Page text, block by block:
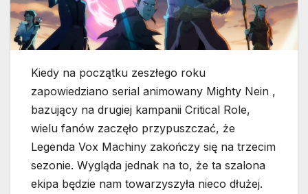
Kiedy na początku zeszłego roku
zapowiedziano serial animowany Mighty Nein ,
bazujący na drugiej kampanii Critical Role,
wielu fanów zaczęło przypuszczać, że
Legenda Vox Machiny zakończy się na trzecim
sezonie. Wygląda jednak na to, że ta szalona
ekipa będzie nam towarzyszyła nieco dłużej.